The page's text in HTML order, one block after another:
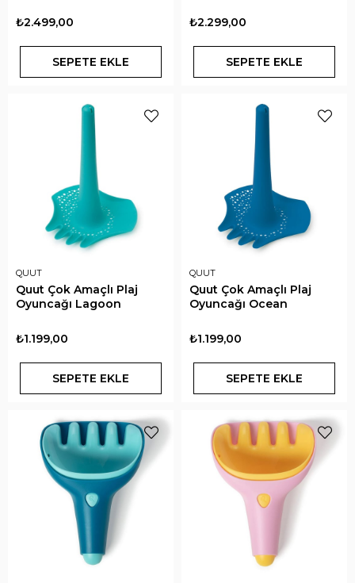
₺2.499,00
SEPETE EKLE
₺2.299,00
SEPETE EKLE
QUUT
Quut Çok Amaçlı Plaj
Oyuncağı Lagoon
₺1.199,00
SEPETE EKLE
QUUT
Quut Çok Amaçlı Plaj
Oyuncağı Ocean
₺1.199,00
SEPETE EKLE